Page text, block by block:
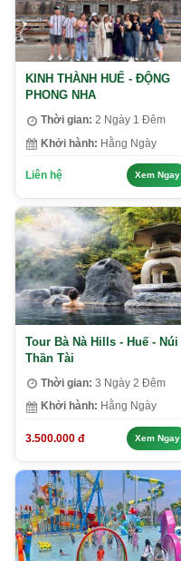
KINH THÀNH HUẾ - ĐỘNG
PHONG NHA
Thời gian: 2 Ngày 1 Đêm
Khởi hành: Hằng Ngày
Liên hệ Xem Ngay
Tour Bà Nà Hills - Huế - Núi
Thần Tài
Thời gian: 3 Ngày 2 Đêm
Khởi hành: Hằng Ngày
3.500.000 đ Xem Ngay